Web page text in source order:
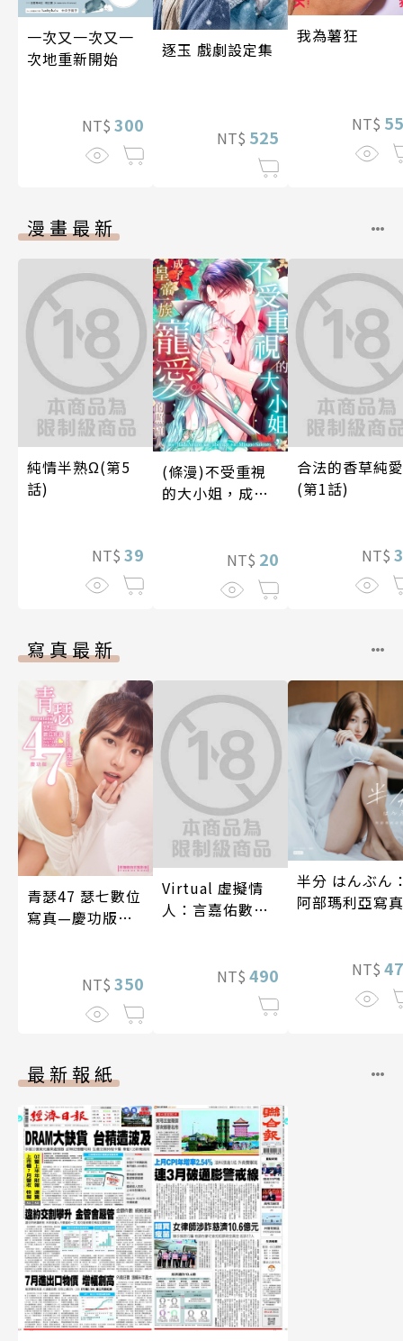
一次又一次又一
次地重新開始
NT$ 300
逐玉 戲劇設定集
NT$ 525
我為薯狂
NT$
漫畫最新
純情半熟Ω(第5
話)
NT$ 39
(條漫)不受重視
的大小姐，成了
NT$ 20
合法的香草純愛
(第1話)
NT$
寫真最新
青瑟47 瑟七數位
寫真—慶功版
NT$ 350
Virtual 虛擬情
人：言嘉佑數位
NT$ 490
半分 はんぶん
阿部瑪利亞寫真
NT$
最新報紙